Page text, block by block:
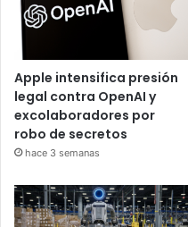
Apple intensifica presión
legal contra OpenAI y
excolaboradores por
robo de secretos
hace 3 semanas